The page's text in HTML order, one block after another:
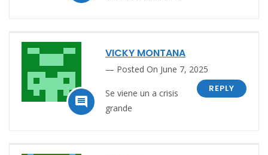

VICKY MONTANA
Posted On June 7, 2025
REPLY
Se viene un a crisis
grande